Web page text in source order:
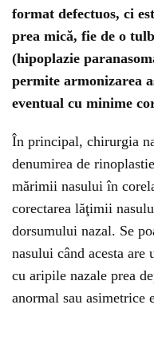
format defectuos, ci
prea mică, fie de o
(hipoplazie
permite armonizarea
eventual cu minime
În principal, chirurgia
denumirea de
mărimii nasului în
corectarea lăţimii
dorsumului nazal. Se
nasului când acesta
cu aripile nazale prea
anormal sau asimetrice